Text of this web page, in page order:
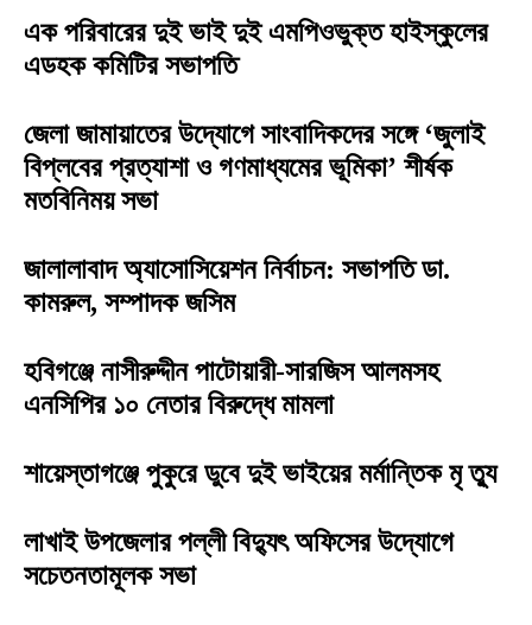
এক পরিবারের দুই ভাই দুই এমপিওভুক্ত হাইস্কুলের
এডহক কমিটির সভাপতি
জেলা জামায়াতের উদ্যোগে সাংবাদিকদের সঙ্গে ‘জুলাই
বিপ্লবের প্রত্যাশা ও গণমাধ্যমের ভূমিকা’ শীর্ষক
মতবিনিময় সভা
জালালাবাদ অ্যাসোসিয়েশন নির্বাচন: সভাপতি ডা.
কামরুল, সম্পাদক জসিম
হবিগঞ্জে নাসীরুদ্দীন পাটোয়ারী-সারজিস আলমসহ
এনসিপির ১০ নেতার বিরুদ্ধে মামলা
শায়েস্তাগঞ্জে পুকুরে ডুবে দুই ভাইয়ের মর্মান্তিক মৃ ত্যু
লাখাই উপজেলার পল্লী বিদ্যুৎ অফিসের উদ্যোগে
সচেতনতামূলক সভা